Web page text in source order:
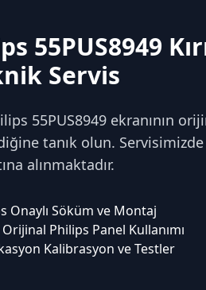
55PUS8949
Servis
55PUS8949 ekranının
tanık olun.
alınmaktadır.
Onaylı Söküm ve Montaj
Orijinal Philips Panel Kullanımı
Kalibrasyon ve Testler